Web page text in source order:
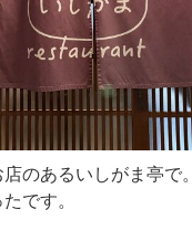
のあるいしがま亭で。
です。